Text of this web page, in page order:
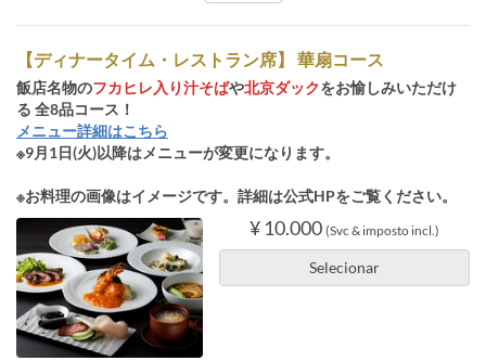
【ディナータイム・レストラン席】 華扇コース
飯店名物のフカヒレ入り汁そばや北京ダックをお愉しみいただけ
る 全8品コース！
メニュー詳細はこちら
※9月1日(火)以降はメニューが変更になります。
※お料理の画像はイメージです。詳細は公式HPをご覧ください。
¥ 10.000 (Svc & imposto incl.)
Selecionar